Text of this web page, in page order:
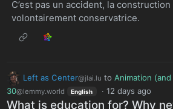
C’est pas un accident, la
volontairement conservatrice.
Left as Center@jlai.lu to Animation
30@lemmy.world English · 12 days ago
What is education for? Why